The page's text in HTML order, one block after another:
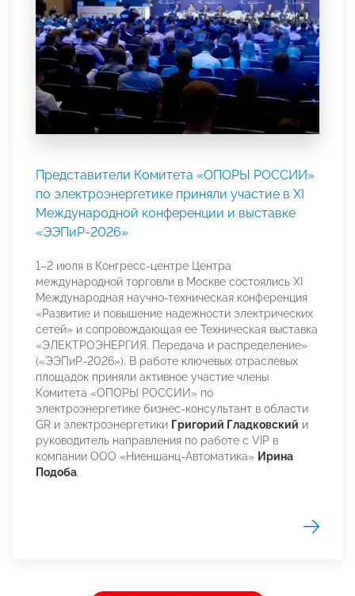
Представители Комитета «ОПОРЫ РОССИИ»
по электроэнергетике приняли участие в XI
Международной конференции и выставке
«ЭЭПиР-2026»
1–2 июля в Конгресс-центре Центра
международной торговли в Москве состоялись XI
Международная научно-техническая конференция
«Развитие и повышение надежности электрических
сетей» и сопровождающая ее Техническая выставка
«ЭЛЕКТРОЭНЕРГИЯ. Передача и распределение»
(«ЭЭПиР-2026»). В работе ключевых отраслевых
площадок приняли активное участие члены
Комитета «ОПОРЫ РОССИИ» по
электроэнергетике бизнес-консультант в области
GR и электроэнергетики Григорий Гладковский и
руководитель направления по работе с VIP в
компании ООО «Ниеншанц-Автоматика» Ирина
Подоба.